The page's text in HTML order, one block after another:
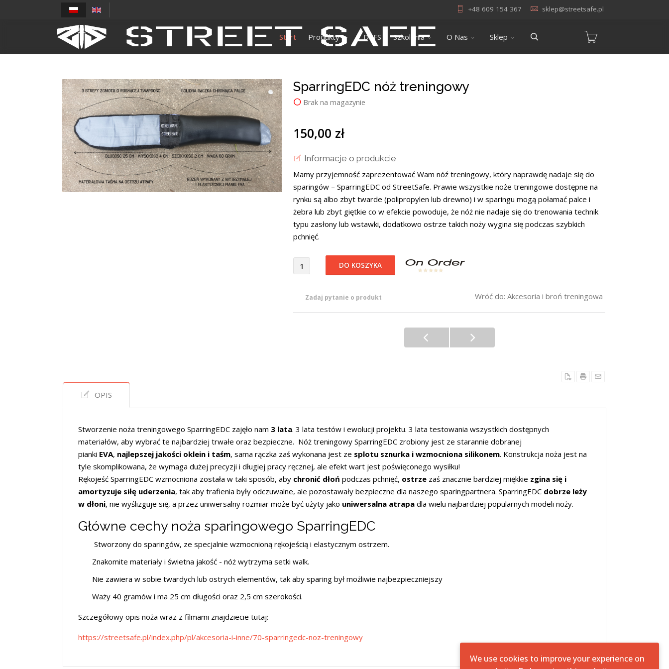
+48 609 154 367 sklep@streetsafe.pl
Start Produkty DEFS Szkolenia O Nas Sklep
SparringEDC nóż treningowy
Brak na magazynie
150,00 zł
Informacje o produkcie
Mamy przyjemność zaprezentować Wam nóź treningowy, który naprawdę nadaje się do
sparingów – SparringEDC od StreetSafe. Prawie wszystkie noże treningowe dostępne na
rynku są albo zbyt twarde (polipropylen lub drewno) i w sparingu mogą połamać palce i
żebra lub zbyt giętkie co w efekcie powoduje, że nóż nie nadaje się do trenowania technik
typu zasłony lub wstawki, dodatkowo ostrze takich noży wygina się podczas szybkich
pchnięć.
Zadaj pytanie o produkt Wróć do: Akcesoria i broń treningowa
OPIS
Stworzenie noża treningowego SparringEDC zajęło nam 3 lata. 3 lata testów i ewolucji projektu. 3 lata testowania wszystkich dostępnych
materiałów, aby wybrać te najbardziej trwałe oraz bezpieczne. Nóż treningowy SparringEDC zrobiony jest ze starannie dobranej
pianki EVA, najlepszej jakości oklein i taśm, sama rączka zaś wykonana jest ze splotu sznurka i wzmocniona silikonem. Konstrukcja noża jest na
tyle skomplikowana, że wymaga dużej precyzji i długiej pracy ręcznej, ale efekt wart jest poświęconego wysiłku!
Rękojeść SparringEDC wzmocniona została w taki sposób, aby chronić dłoń podczas pchnięć, ostrze zaś znacznie bardziej miękkie zgina się i
amortyzuje siłę uderzenia, tak aby trafienia były odczuwalne, ale pozostawały bezpieczne dla naszego sparingpartnera. SparringEDC dobrze leży
w dłoni, nie wyślizguje się, a przez uniwersalny rozmiar może być użyty jako uniwersalna atrapa dla wielu najbardziej popularnych modeli noży.
Główne cechy noża sparingowego SparringEDC
Stworzony do sparingów, ze specjalnie wzmocnioną rękojeścią i elastycznym ostrzem.
Znakomite materiały i świetna jakość - nóż wytrzyma setki walk.
Nie zawiera w sobie twardych lub ostrych elementów, tak aby sparing był możliwie najbezpieczniejszy
Waży 40 gramów i ma 25 cm długości oraz 2,5 cm szerokości.
Szczegółowy opis noża wraz z filmami znajdziecie tutaj:
https://streetsafe.pl/index.php/pl/akcesoria-i-inne/70-sparringedc-noz-treningowy
We use cookies to improve your experience on